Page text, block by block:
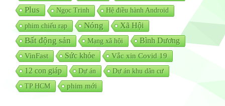
Plus Ngọc Trinh Hệ điều hành Android
phim chiếu rạp Nóng Xã Hội
Bất động sản Mạng xã hội Bình Dương
VinFast Sức khỏe
Vắc xin Covid 19
12 con giáp
Dự án
Dự án khu dân cư
TP HCM
phim mới